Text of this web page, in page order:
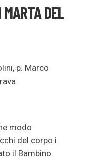
MARTA DEL
p. Marco
modo
del corpo i
il Bambino